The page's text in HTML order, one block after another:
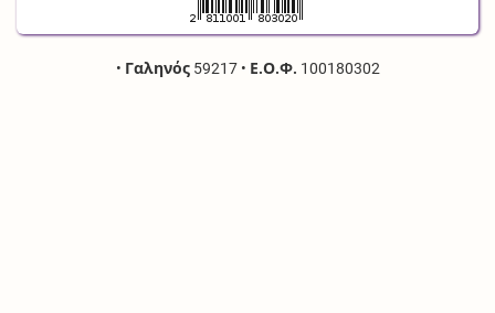
• Γαληνός59217 • Ε.Ο.Φ. 100180302